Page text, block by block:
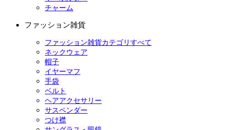
チャーム
ファッション雑貨
ファッション雑貨カテゴリすべて
ネックウェア
帽子
イヤーマフ
手袋
ベルト
ヘアアクセサリー
サスペンダー
つけ襟